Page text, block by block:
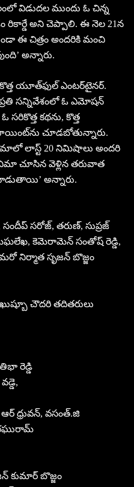
విడుదల ముందు ఓ చిన్న
రికార్డే అని చెప్పాలి. ఈ నెల 21న
ఈ చిత్రం అందరికి మంచి
అన్నారు.
యూత్‌ఫుల్‌ ఎంటర్‌టైనర్‌.
సన్నివేశంలో ఓ ఎమోషన్‌
కథను, కొత్త
పాయింట్‌ను చూడబోతున్నారు.
లాస్ట్‌ 20 నిమిషాలు అందరి
చూసిన వెళ్లిన తరువాత
అన్నారు.
సరోజ్, తరుణ్, సుప్రజ్
కెమెరామెన్‌ సంతోష్‌ రెడ్డి,
మరో నిర్మాత సృజన్‌ బొజ్జం
చౌదరి తదితరులు
రెడ్డి
ధ్రువన్, వసంత్.జి
రఘురామ్
కుమార్ బొజ్జం